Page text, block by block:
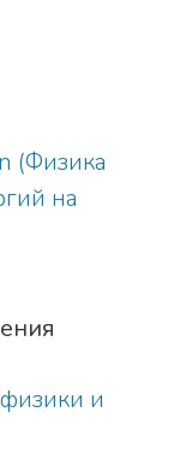
(Физика
на
и